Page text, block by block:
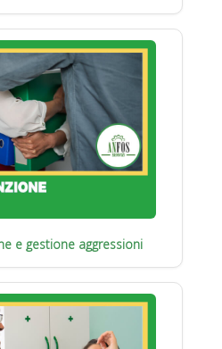
e gestione aggressioni